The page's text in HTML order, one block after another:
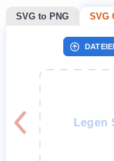
SVG to PNG SVG
Legen